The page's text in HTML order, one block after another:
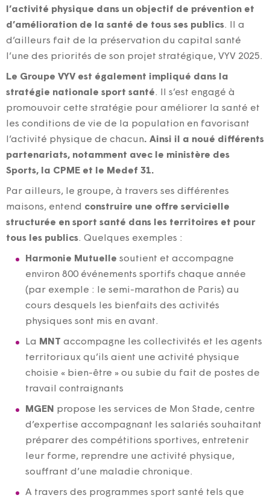
l’activité physique dans un objectif de prévention et
d’amélioration de la santé de tous ses publics. Il a
d’ailleurs fait de la préservation du capital santé
l’une des priorités de son projet stratégique, VYV 2025.
Le Groupe VYV est également impliqué dans la
stratégie nationale sport santé. Il s’est engagé à
promouvoir cette stratégie pour améliorer la santé et
les conditions de vie de la population en favorisant
l’activité physique de chacun. Ainsi il a noué différents
partenariats, notamment avec le ministère des
Sports, la CPME et le Medef 31.
Par ailleurs, le groupe, à travers ses différentes
maisons, entend construire une offre servicielle
structurée en sport santé dans les territoires et pour
tous les publics. Quelques exemples :
Harmonie Mutuelle soutient et accompagne
environ 800 événements sportifs chaque année
(par exemple : le semi-marathon de Paris) au
cours desquels les bienfaits des activités
physiques sont mis en avant.
La MNT accompagne les collectivités et les agents
territoriaux qu’ils aient une activité physique
choisie « bien-être » ou subie du fait de postes de
travail contraignants
MGEN propose les services de Mon Stade, centre
d’expertise accompagnant les salariés souhaitant
préparer des compétitions sportives, entretenir
leur forme, reprendre une activité physique,
souffrant d’une maladie chronique.
A travers des programmes sport santé tels que